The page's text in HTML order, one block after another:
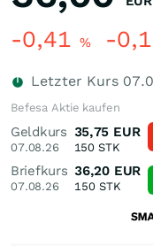
-0,41 % -
Letzter Kurs
Befesa Aktie kaufen
Geldkurs
07.08.26
35,75 EUR
150 STK
Briefkurs
07.08.26
36,20 EUR
150STK